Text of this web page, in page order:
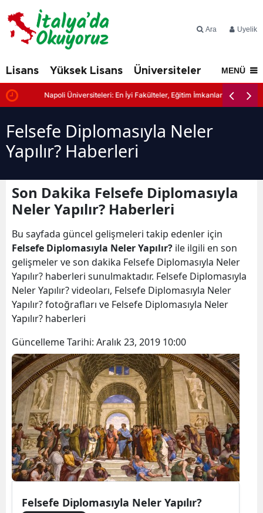
Ara Üyelik
Lisans Yüksek Lisans Üniversiteler İtalya'da
MENÜ
Napoli Üniversiteleri: En İyi Fakülteler, Eğitim İmkanları ve Başvuru
Felsefe Diplomasıyla Neler
Yapılır? Haberleri
Son Dakika Felsefe Diplomasıyla
Neler Yapılır? Haberleri
Bu sayfada güncel gelişmeleri takip edenler için
Felsefe Diplomasıyla Neler Yapılır? ile ilgili en son
gelişmeler ve son dakika Felsefe Diplomasıyla Neler
Yapılır? haberleri sunulmaktadır. Felsefe Diplomasıyla
Neler Yapılır? videoları, Felsefe Diplomasıyla Neler
Yapılır? fotoğrafları ve Felsefe Diplomasıyla Neler
Yapılır? haberleri
Güncelleme Tarihi: Aralık 23, 2019 10:00
Felsefe Diplomasıyla Neler Yapılır?